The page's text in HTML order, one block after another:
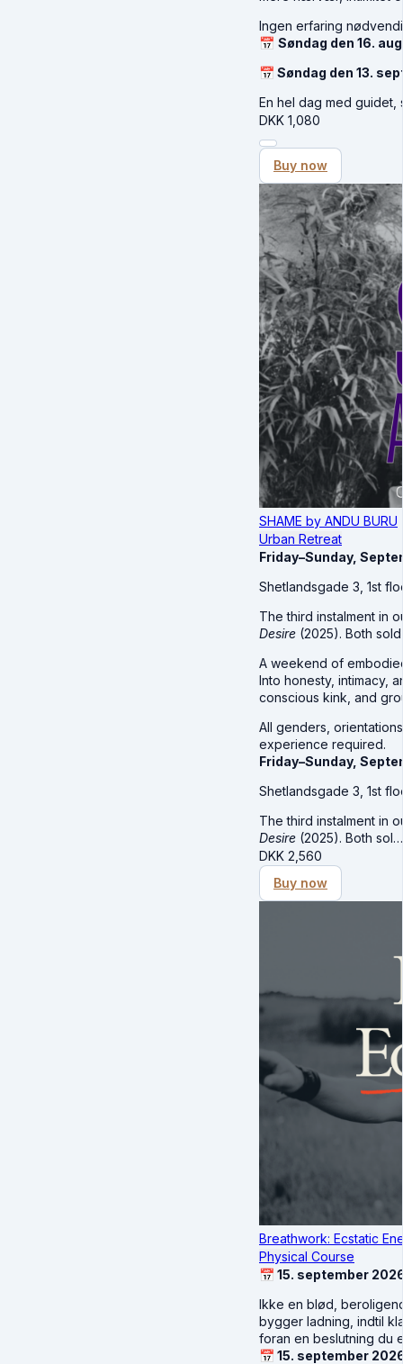
Ingen erfaring
📅 Søndag den 16.
📅 Søndag den 13.
En hel dag med
DKK 1,080
Buy now
SHAME by ANDU BURU
Urban Retreat
Friday–Sunday,
Shetlandsgade 3, 1st
The third instalment in
Desire (2025). Both
A weekend of
Into honesty, intimacy,
conscious kink, and
All genders,
experience required.
Friday–Sunday,
Shetlandsgade 3, 1st
The third instalment in
Desire (2025). Both
DKK 2,560
Buy now
Breathwork: Ecstatic
Physical Course
📅 15. september
Ikke en blød,
bygger ladning, indtil
foran en beslutning du
📅 15. september